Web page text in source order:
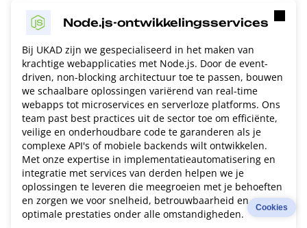
Node.js-ontwikkelingsservices
Bij UKAD zijn we gespecialiseerd in het maken van
krachtige webapplicaties met Node.js. Door de event-
driven, non-blocking architectuur toe te passen, bouwen
we schaalbare oplossingen variërend van real-time
webapps tot microservices en serverloze platforms. Ons
team past best practices uit de sector toe om efficiënte,
veilige en onderhoudbare code te garanderen als je
complexe API's of mobiele backends wilt ontwikkelen.
Met onze expertise in implementatieautomatisering en
integratie met services van derden helpen we je
oplossingen te leveren die meegroeien met je behoeften
en zorgen we voor snelheid, betrouwbaarheid en
optimale prestaties onder alle omstandigheden.
Cookies